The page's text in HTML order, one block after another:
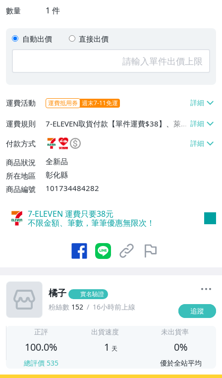
數量 1 件
自動出價 直接出價
運費活動 運費抵用券 週末7-11免運
運費規則
7-ELEVEN取貨付款【單件運費$38】、萊爾
富取貨付款【單件運費$60】、郵局掛號
【單件運費$60】
付款方式
商品狀況
全新品
所在地區
彰化縣
商品編號
101734484282
7-ELEVEN 運費只要38元
不限金額、筆數，筆筆優惠無限次！
橘子 實名驗證
粉絲數 152 16小時前上線 追蹤
正評
100.0%
總評價 535
出貨速度
1 天
未出貨率
0%
優於全站平均